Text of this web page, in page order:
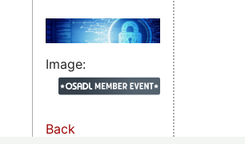
Image:
Back